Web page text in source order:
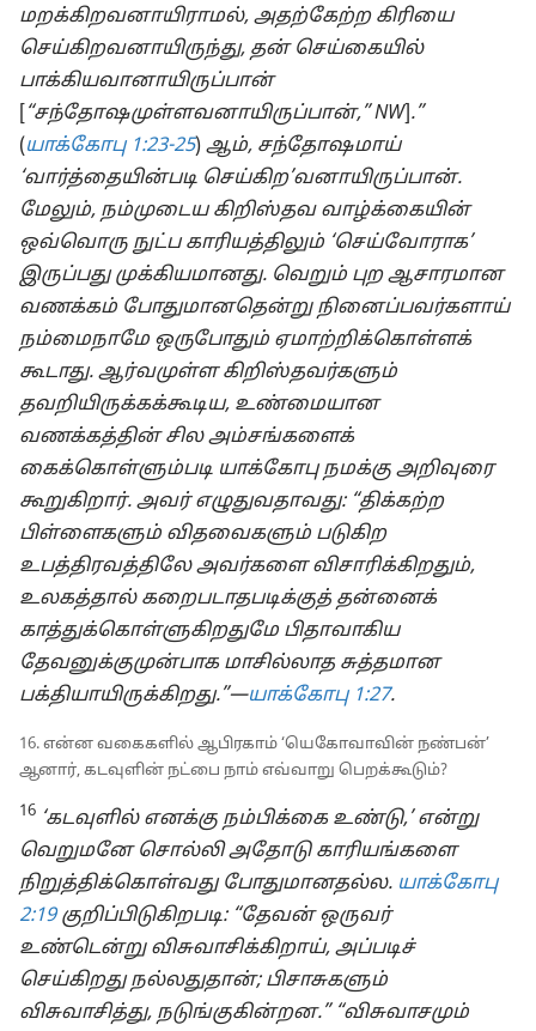
மறக்கிறவனாயிராமல், அதற்கேற்ற கிரியை
செய்கிறவனாயிருந்து, தன் செய்கையில்
பாக்கியவானாயிருப்பான்
[ “சந்தோஷமுள்ளவனாயிருப்பான்,” NW] .”
(யாக்கோபு 1:23-25) ஆம், சந்தோஷமாய்
‘வார்த்தையின்படி செய்கிற’வனாயிருப்பான்.
மேலும், நம்முடைய கிறிஸ்தவ வாழ்க்கையின்
ஒவ்வொரு நுட்ப காரியத்திலும் ‘செய்வோராக’
இருப்பது முக்கியமானது. வெறும் புற ஆசாரமான
வணக்கம் போதுமானதென்று நினைப்பவர்களாய்
நம்மைநாமே ஒருபோதும் ஏமாற்றிக்கொள்ளக்
கூடாது. ஆர்வமுள்ள கிறிஸ்தவர்களும்
தவறியிருக்கக்கூடிய, உண்மையான
வணக்கத்தின் சில அம்சங்களைக்
கைக்கொள்ளும்படி யாக்கோபு நமக்கு அறிவுரை
கூறுகிறார். அவர் எழுதுவதாவது: “திக்கற்ற
பிள்ளைகளும் விதவைகளும் படுகிற
உபத்திரவத்திலே அவர்களை விசாரிக்கிறதும்,
உலகத்தால் கறைபடாதபடிக்குத் தன்னைக்
காத்துக்கொள்ளுகிறதுமே பிதாவாகிய
தேவனுக்குமுன்பாக மாசில்லாத சுத்தமான
பக்தியாயிருக்கிறது.”—யாக்கோபு 1:27.
16. என்ன வகைகளில் ஆபிரகாம் ‘யெகோவாவின் நண்பன்’
ஆனார், கடவுளின் நட்பை நாம் எவ்வாறு பெறக்கூடும்?
16 ‘கடவுளில் எனக்கு நம்பிக்கை உண்டு,’ என்று
வெறுமனே சொல்லி அதோடு காரியங்களை
நிறுத்திக்கொள்வது போதுமானதல்ல. யாக்கோபு
2:19 குறிப்பிடுகிறபடி: “தேவன் ஒருவர்
உண்டென்று விசுவாசிக்கிறாய், அப்படிச்
செய்கிறது நல்லதுதான்; பிசாசுகளும்
விசுவாசித்து, நடுங்குகின்றன.” “விசுவாசமும்